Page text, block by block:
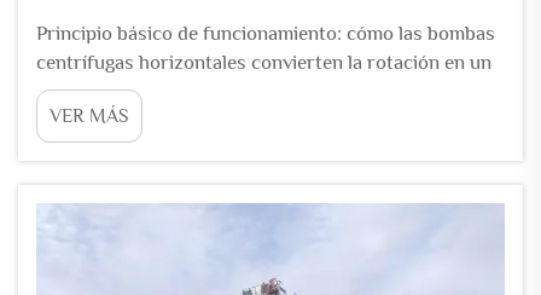
Principio básico de funcionamiento: cómo las bombas
centrífugas horizontales convierten la rotación en un
flujo confiable. Conservación del momento angular y
teorema de Bernoulli en la aceleración del fluido. Las
bombas centrífugas funcionan transformando el
través...
VER MÁS